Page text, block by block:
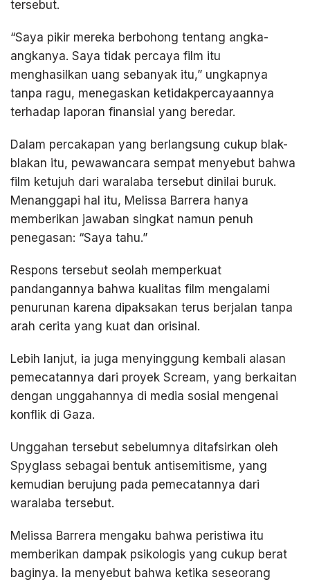
tersebut.
“Saya pikir mereka berbohong tentang angka-
angkanya. Saya tidak percaya film itu
menghasilkan uang sebanyak itu,” ungkapnya
tanpa ragu, menegaskan ketidakpercayaannya
terhadap laporan finansial yang beredar.
Dalam percakapan yang berlangsung cukup blak-
blakan itu, pewawancara sempat menyebut bahwa
film ketujuh dari waralaba tersebut dinilai buruk.
Menanggapi hal itu, Melissa Barrera hanya
memberikan jawaban singkat namun penuh
penegasan: “Saya tahu.”
Respons tersebut seolah memperkuat
pandangannya bahwa kualitas film mengalami
penurunan karena dipaksakan terus berjalan tanpa
arah cerita yang kuat dan orisinal.
Lebih lanjut, ia juga menyinggung kembali alasan
pemecatannya dari proyek Scream, yang berkaitan
dengan unggahannya di media sosial mengenai
konflik di Gaza.
Unggahan tersebut sebelumnya ditafsirkan oleh
Spyglass sebagai bentuk antisemitisme, yang
kemudian berujung pada pemecatannya dari
waralaba tersebut.
Melissa Barrera mengaku bahwa peristiwa itu
memberikan dampak psikologis yang cukup berat
baginya. Ia menyebut bahwa ketika seseorang